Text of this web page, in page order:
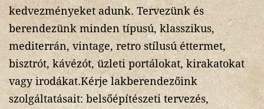
kedvezményeket adunk. Tervezünk és
berendezünk minden típusú, klasszikus,
mediterrán, vintage, retro stílusú éttermet,
bisztrót, kávézót, üzleti portálokat, kirakatokat
vagy irodákat.Kérje lakberendezőink
szolgáltatásait: belsőépítészeti tervezés,